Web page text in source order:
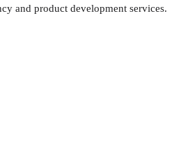
and product development services.